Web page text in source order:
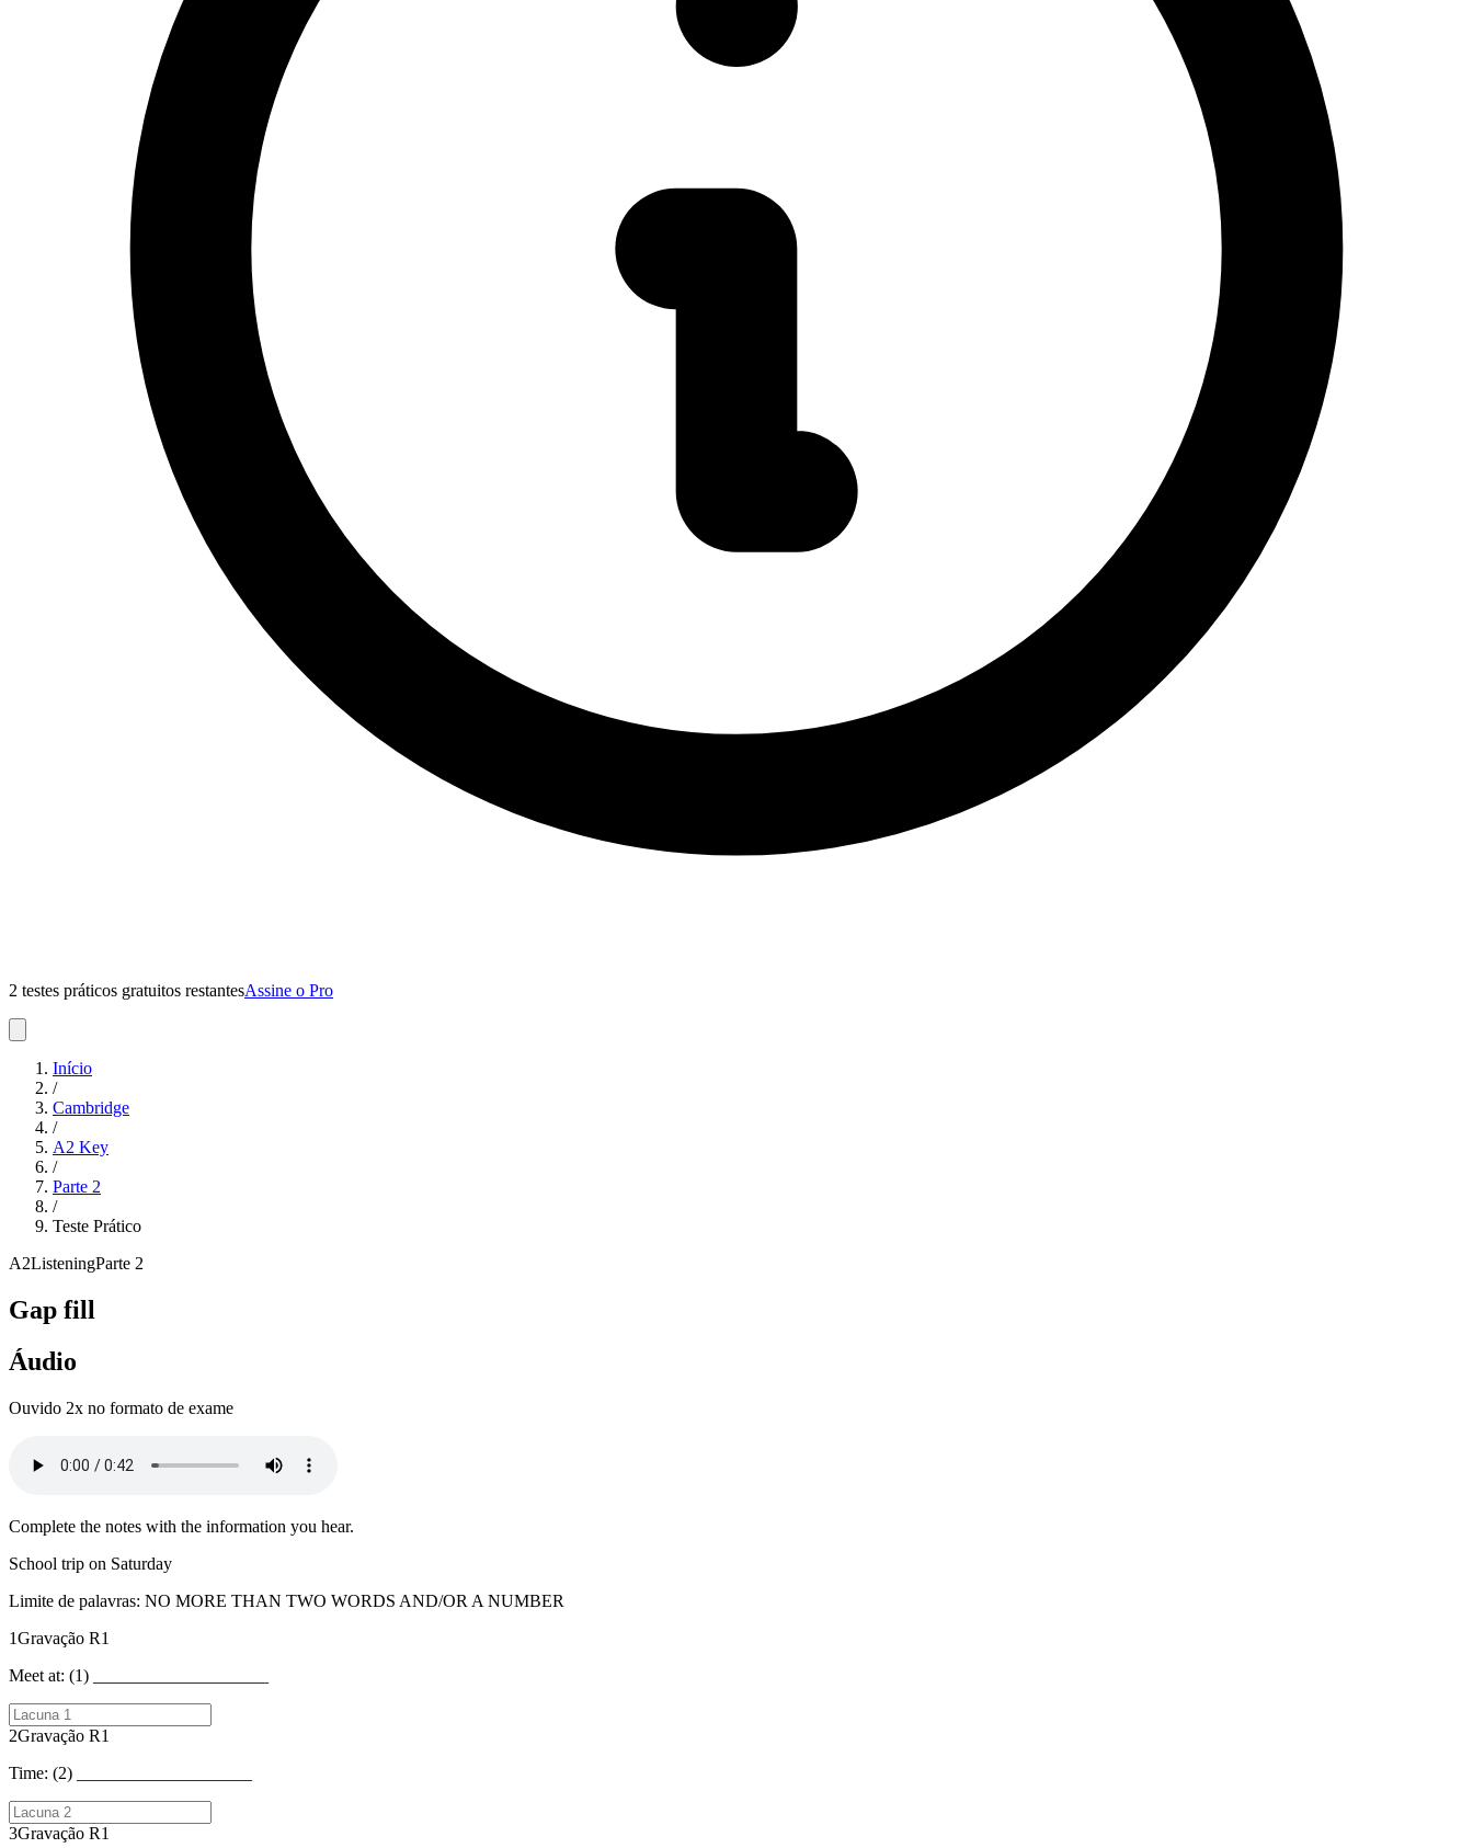
2 testes práticos gratuitos restantesAssine o Pro
Início
/
Cambridge
/
A2 Key
/
Parte 2
/
Teste Prático
A2ListeningParte 2
Gap fill
Áudio
Ouvido 2x no formato de exame
Complete the notes with the information you hear.
School trip on Saturday
Limite de palavras: NO MORE THAN TWO WORDS AND/OR A NUMBER
1Gravação R1
Meet at: (1) ____________________
2Gravação R1
Time: (2) ____________________
3Gravação R1